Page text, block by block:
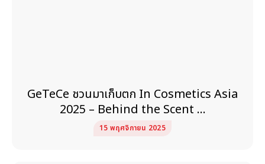
GeTeCe ชวนมาเก็บตก In Cosmetics Asia
2025 – Behind the Scent …
15 พฤศจิกายน 2025